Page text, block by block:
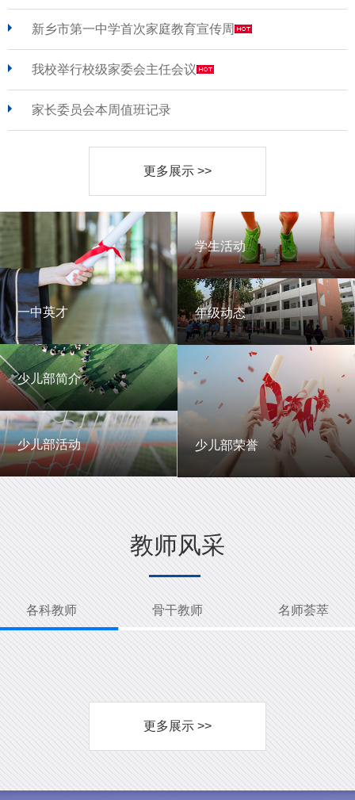
新乡市第一中学首次家庭教育宣传周
我校举行校级家委会主任会议
家长委员会本周值班记录
更多展示 >>
一中英才
一中英才
少儿部简介
少儿部简介
少儿部活动
少儿部活动
学生活动
学生活动
年级动态
年级动态
少儿部荣誉
少儿部荣誉
教师风采
各科教师 骨干教师 名师荟萃
更多展示 >>